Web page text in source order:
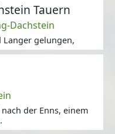
Tauern
Dachstein
Langer gelungen,
der Enns, einem